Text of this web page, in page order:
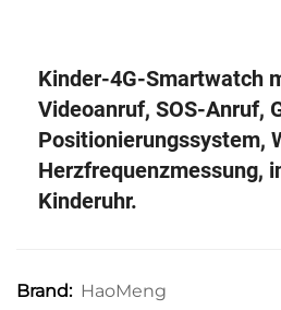
Kinder-4G-Smartwatch
Videoanruf, SOS-Anruf,
Positionierungssystem,
Herzfrequenzmessung,
Kinderuhr.
Brand: HaoMeng